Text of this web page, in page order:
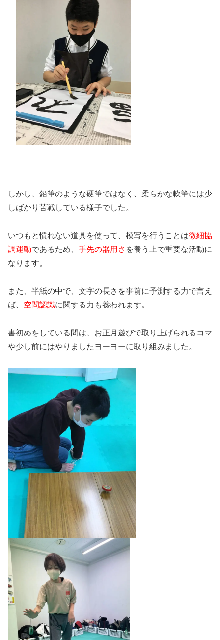
しかし、鉛筆のような硬筆ではなく、柔らかな軟筆には少
しばかり苦戦している様子でした。
いつもと慣れない道具を使って、模写を行うことは微細協
調運動であるため、 手先の器用さ を養う上で重要な活動に
なります。
また、半紙の中で、文字の長さを事前に予測する力で言え
ば、 空間認識に関する力も養われます。
書初めをしている間は、お正月遊びで取り上げられるコマ
や少し前にはやりましたヨーヨーに取り組みました。